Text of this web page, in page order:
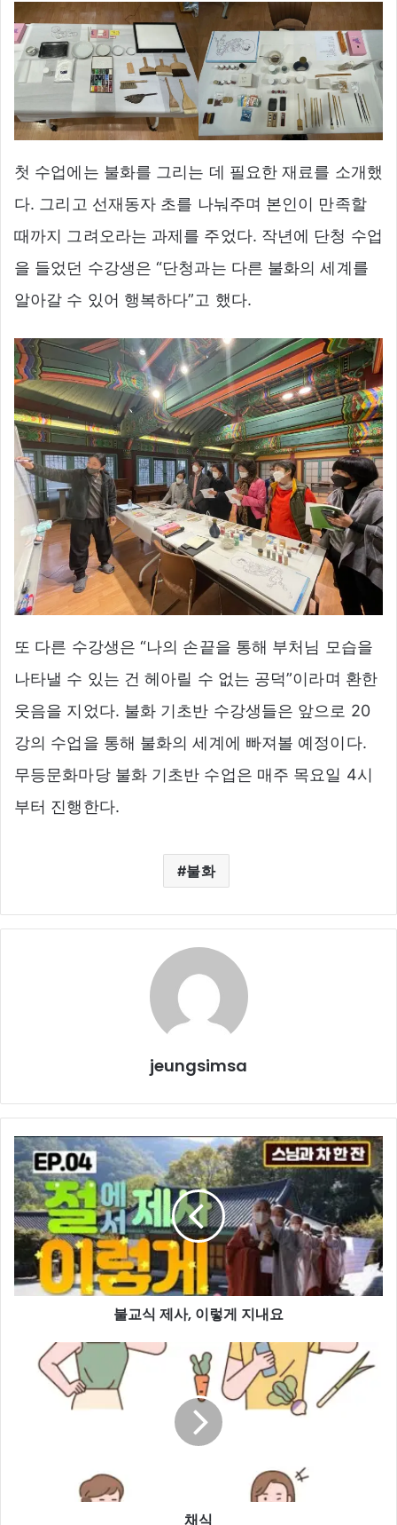
첫 수업에는 불화를 그리는 데 필요한 재료를 소개했
다. 그리고 선재동자 초를 나눠주며 본인이 만족할
때까지 그려오라는 과제를 주었다. 작년에 단청 수업
을 들었던 수강생은 “단청과는 다른 불화의 세계를
알아갈 수 있어 행복하다”고 했다.
또 다른 수강생은 “나의 손끝을 통해 부처님 모습을
나타낼 수 있는 건 헤아릴 수 없는 공덕”이라며 환한
웃음을 지었다. 불화 기초반 수강생들은 앞으로 20
강의 수업을 통해 불화의 세계에 빠져볼 예정이다.
무등문화마당 불화 기초반 수업은 매주 목요일 4시
부터 진행한다.
불화
jeungsimsa
불
교
식
제
사,
이
게
지
불교식 제사, 이렇게 지내요
채식